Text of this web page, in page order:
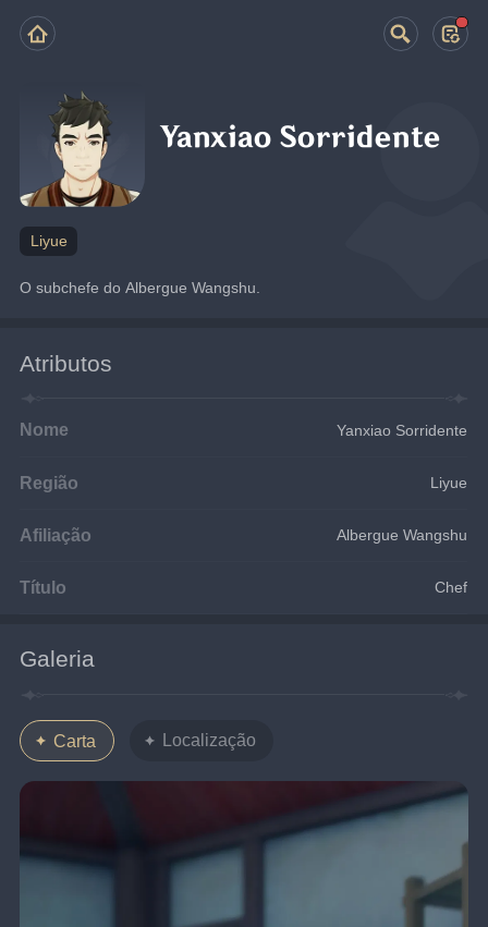
Yanxiao Sorridente
Liyue
O subchefe do Albergue Wangshu.
Atributos
Nome Yanxiao Sorridente
Região Liyue
Afiliação Albergue Wangshu
Título Chef
Galeria
Carta Localização